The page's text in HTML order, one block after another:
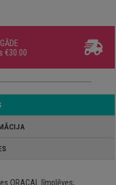
€30.00
ORACAL līmplēves;